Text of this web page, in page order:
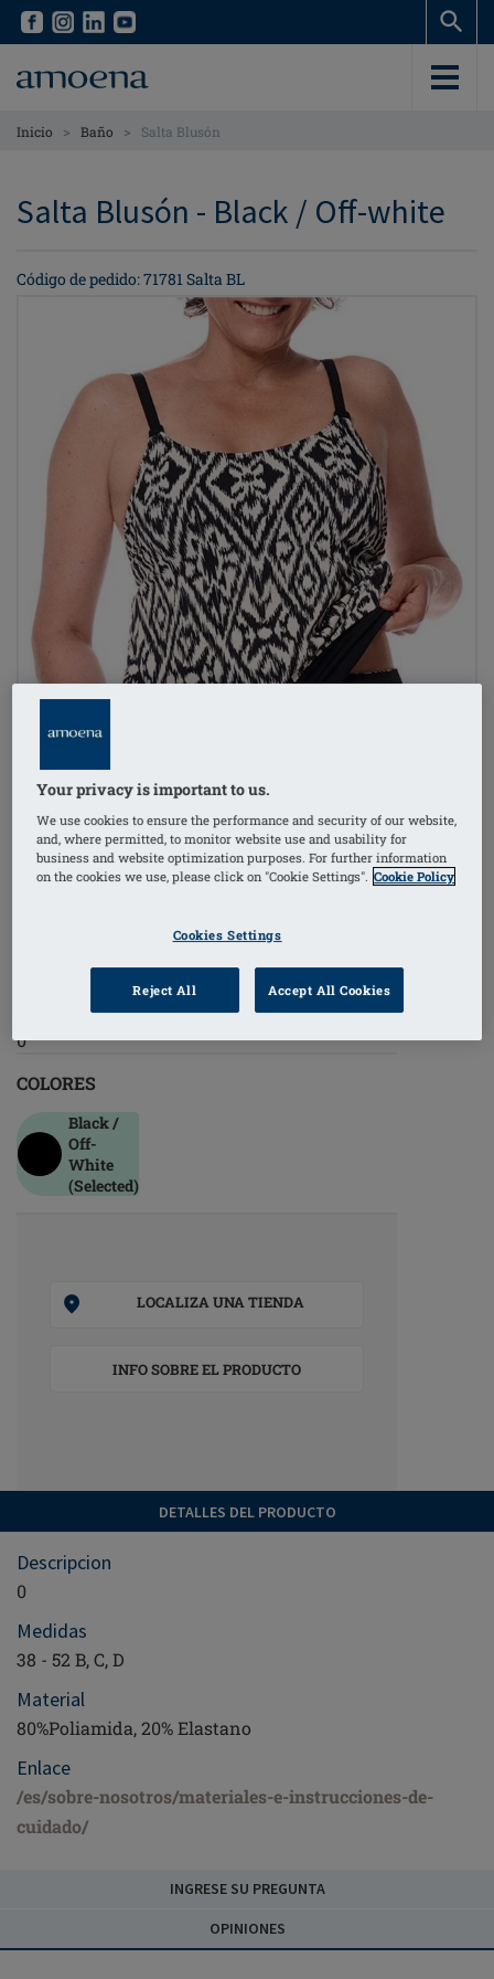
Skip
content
Skip
content
Inicio > Baño > Salta Blusón
Salta Blusón - Black / Off-white
Código de pedido: 71781 Salta BL
Código de pedido: 71781 Salta BL
0
COLORES
Black /
Off-
White
(Selected)
LOCALIZA UNA TIENDA
INFO SOBRE EL PRODUCTO
DETALLES DEL PRODUCTO
Descripcion
0
Medidas
38 - 52 B, C, D
Material
80%Poliamida, 20% Elastano
Enlace
/es/sobre-nosotros/materiales-e-instrucciones-de-
cuidado/
INGRESE SU PREGUNTA
OPINIONES
Your privacy is important to us.
We use cookies to ensure the performance and security of our website,
and, where permitted, to monitor website use and usability for
business and website optimization purposes. For further information
on the cookies we use, please click on "Cookie Settings". Cookie Policy
Cookies Settings
Reject All Accept All Cookies